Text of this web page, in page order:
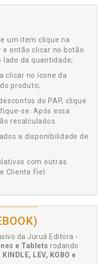
um item clique na
então clicar no botão
lado da quantidade;
clicar no ícone da
produto;
do PAP, clique
se. Após essa
recalculados.
a disponibilidade de
com outras
Cliente Fiel.
da Juruá Editora -
e Tablets rodando
LEV, KOBO e